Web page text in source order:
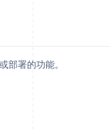
部署的功能。